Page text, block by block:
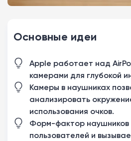
Основные идеи
Apple работает над
камерами для глубокой
Камеры в наушниках
анализировать
использования очков.
Форм-фактор наушников
пользователей и